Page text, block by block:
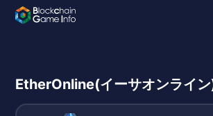
EtherOnline(イーサオンライ